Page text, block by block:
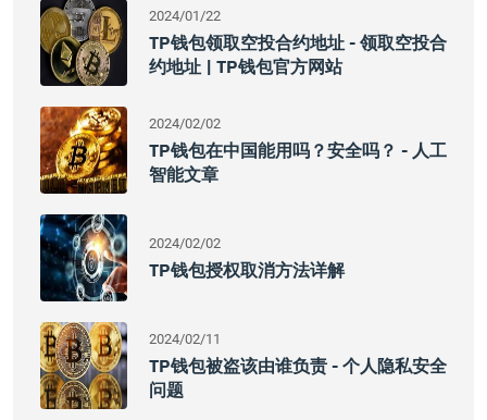
2024/01/22
TP钱包领取空投合约地址 - 领取空投合
约地址 | TP钱包官方网站
2024/02/02
TP钱包在中国能用吗？安全吗？ - 人工
智能文章
2024/02/02
TP钱包授权取消方法详解
2024/02/11
TP钱包被盗该由谁负责 - 个人隐私安全
问题